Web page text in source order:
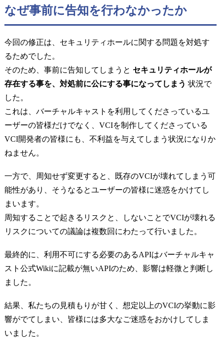
なぜ事前に告知を行わなかったか
今回の修正は、セキュリティホールに関する問題を対処す
るためでした。
そのため、事前に告知してしまうと セキュリティホールが
存在する事を、対処前に公にする事になってしまう 状況で
した。
これは、バーチャルキャストを利用してくださっているユ
ーザーの皆様だけでなく、VCIを制作してくださっている
VCI開発者の皆様にも、不利益を与えてしまう状況になりか
ねません。
一方で、周知せず変更すると、既存のVCIが壊れてしまう可
能性があり、そうなるとユーザーの皆様に迷惑をかけてし
まいます。
周知することで起きるリスクと、しないことでVCIが壊れる
リスクについての議論は複数回にわたって行いました。
最終的に、利用不可にする必要のあるAPIはバーチャルキャ
スト公式Wikiに記載が無いAPIのため、影響は軽微と判断し
ました。
結果、私たちの見積もりが甘く、想定以上のVCIの挙動に影
響がでてしまい、皆様には多大なご迷惑をおかけしてしま
いました。